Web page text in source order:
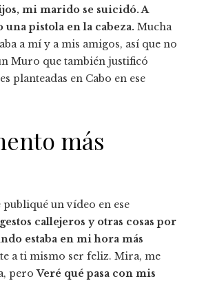
mi marido se suicidó. A
pistola en la cabeza. Mucha
a mí y a mis amigos, así que no
Muro que también justificó
planteadas en Cabo en ese
más
publiqué un vídeo en ese
callejeros y otras cosas por
estaba en mi hora más
a ti mismo ser feliz. Mira, me
peroVeré qué pasa con mis